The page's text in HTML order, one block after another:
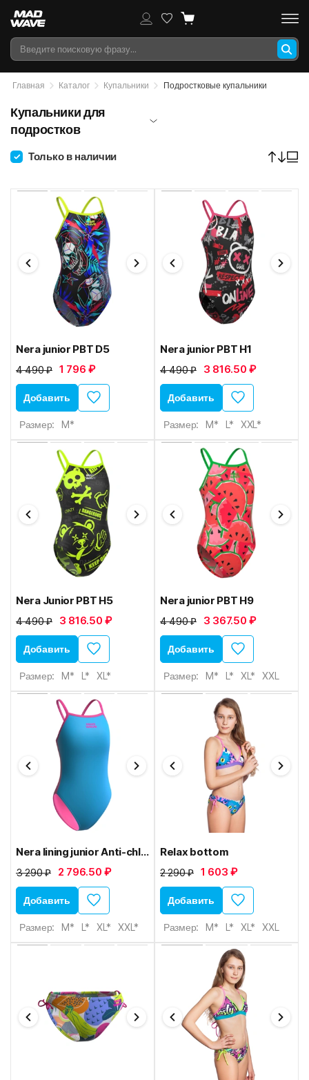
Главная Каталог Купальники Подростковые купальники
Купальники для
подростков
Только в наличии
Nera junior PBT D5
4 490 ₽ 1 796 ₽
Добавить
Размер: M*
Nera junior PBT H1
4 490 ₽ 3 816.50 ₽
Добавить
Размер: M* L* XXL*
Nera Junior PBT H5
4 490 ₽ 3 816.50 ₽
Добавить
Размер: M* L* XL*
Nera junior PBT H9
4 490 ₽ 3 367.50 ₽
Добавить
Размер: M* L* XL* XXL
Nera lining junior Anti-chlor
3 290 ₽ 2 796.50 ₽
Добавить
Размер: M* L* XL* XXL*
Relax bottom
2 290 ₽ 1 603 ₽
Добавить
Размер: M* L* XL* XXL